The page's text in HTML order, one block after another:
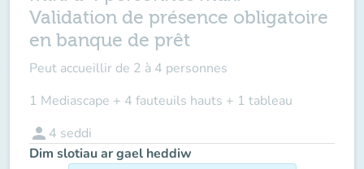
Validation de présence obligatoire
en banque de prêt
Peut accueillir de 2 à 4 personnes
1 Mediascape + 4 fauteuils hauts + 1 tableau
person 4 seddi
Dim slotiau ar gael heddiw